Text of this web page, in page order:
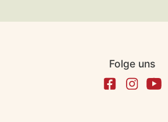
Folge uns